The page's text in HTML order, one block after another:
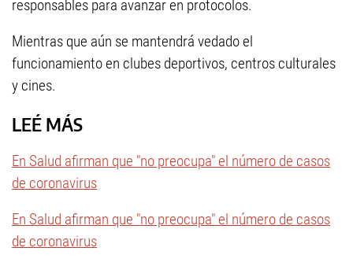
responsables para avanzar en protocolos.
Mientras que aún se mantendrá vedado el
funcionamiento en clubes deportivos, centros culturales
y cines.
LEÉ MÁS
En Salud afirman que "no preocupa" el número de casos
de coronavirus
En Salud afirman que "no preocupa" el número de casos
de coronavirus